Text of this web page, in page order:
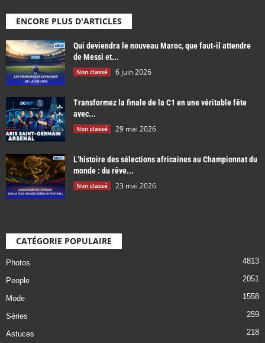
ENCORE PLUS D'ARTICLES
Qui deviendra le nouveau Maroc, que faut-il attendre
de Messi et...
Non classé 6 juin 2026
Transformez la finale de la C1 en une véritable fête
avec...
Non classé 29 mai 2026
L’histoire des sélections africaines au Championnat du
monde : du rêve...
Non classé 23 mai 2026
CATÉGORIE POPULAIRE
Photos 4813
People 2051
Mode 1558
Séries 259
Astuces 218